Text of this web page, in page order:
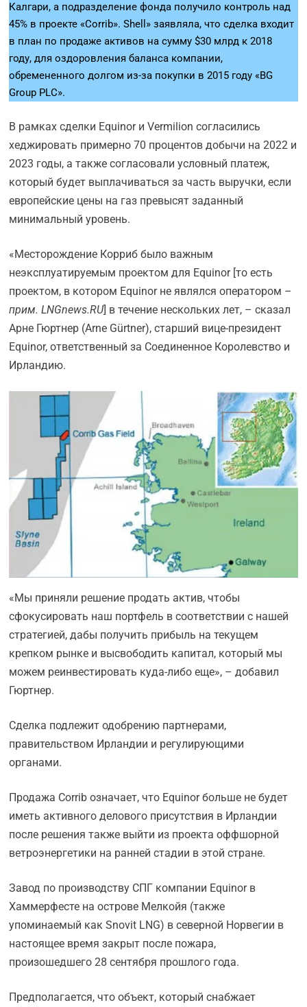
Калгари, а подразделение фонда получило контроль над
45% в проекте «Corrib». Shell» заявляла, что сделка входит
в план по продаже активов на сумму $30 млрд к 2018
году, для оздоровления баланса компании,
обремененного долгом из-за покупки в 2015 году «BG
Group PLC».
В рамках сделки Equinor и Vermilion согласились
хеджировать примерно 70 процентов добычи на 2022 и
2023 годы, а также согласовали условный платеж,
который будет выплачиваться за часть выручки, если
европейские цены на газ превысят заданный
минимальный уровень.
«Месторождение Корриб было важным
неэксплуатируемым проектом для Equinor [то есть
проектом, в котором Equinor не являлся оператором –
прим. LNGnews.RU] в течение нескольких лет, – сказал
Арне Гюртнер (Arne Gürtner), старший вице-президент
Equinor, ответственный за Соединенное Королевство и
Ирландию.
«Мы приняли решение продать актив, чтобы
сфокусировать наш портфель в соответствии с нашей
стратегией, дабы получить прибыль на текущем
крепком рынке и высвободить капитал, который мы
можем реинвестировать куда-либо еще», – добавил
Гюртнер.
Сделка подлежит одобрению партнерами,
правительством Ирландии и регулирующими
органами.
Продажа Corrib означает, что Equinor больше не будет
иметь активного делового присутствия в Ирландии
после решения также выйти из проекта оффшорной
ветроэнергетики на ранней стадии в этой стране.
Завод по производству СПГ компании Equinor в
Хаммерфесте на острове Мелкойя (также
упоминаемый как Snovit LNG) в северной Норвегии в
настоящее время закрыт после пожара,
произошедшего 28 сентября прошлого года.
Предполагается, что объект, который снабжает